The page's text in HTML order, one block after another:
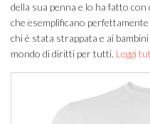
della sua penna e lo ha fatto
che esemplificano
chi è stata strappata e ai
mondo di diritti per tutti. Leggi